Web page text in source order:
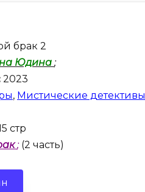
брак 2
Юдина ;
2023
, Мистические детективы
стр
;(2 часть)